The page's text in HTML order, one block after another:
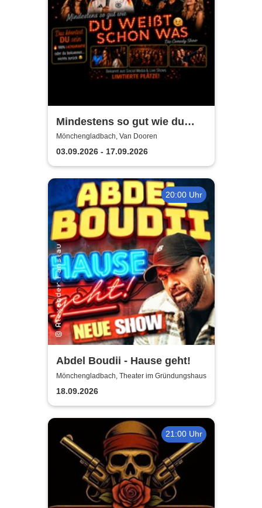
Mindestens so gut wie du
weißt schon was -
Standupcomedy by Leo
Sommer
Mönchengladbach, Van Dooren
03.09.2026 - 17.09.2026
20:00 Uhr
Abdel Boudii - Hause geht!
Mönchengladbach, Theater im Gründungshaus
18.09.2026
21:00 Uhr